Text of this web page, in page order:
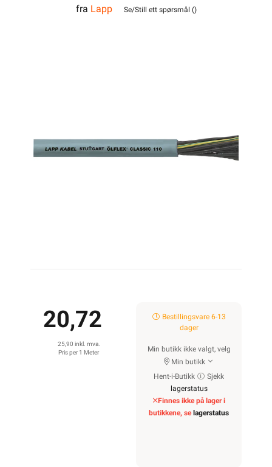
3G0,5
fra Lapp Se/Still ett spørsmål ()
20,72
25,90 inkl. mva.
Pris per 1 Meter
Bestillingsvare 6-13
dager
Min butikk ikke valgt, velg
Min butikk
Hent-i-Butikk
Sjekk
lagerstatus
Finnes ikke på lager i
butikkene, se lagerstatus